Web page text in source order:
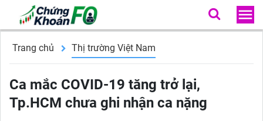
Trang chủ Thị trường Việt Nam
Ca mắc COVID-19 tăng trở lại,
Tp.HCM chưa ghi nhận ca nặng